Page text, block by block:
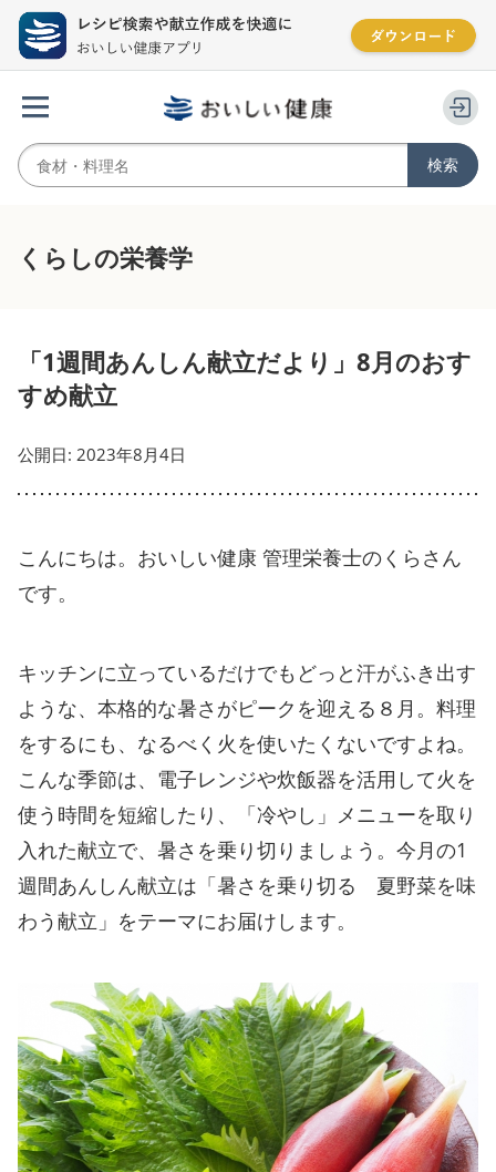
くらしの栄養学
「1週間あんしん献立だより」8月のおす
すめ献立
公開日: 2023年8月4日
こんにちは。おいしい健康 管理栄養士のくらさん
です。
キッチンに立っているだけでもどっと汗がふき出す
ような、本格的な暑さがピークを迎える８月。料理
をするにも、なるべく火を使いたくないですよね。
こんな季節は、電子レンジや炊飯器を活用して火を
使う時間を短縮したり、「冷やし」メニューを取り
入れた献立で、暑さを乗り切りましょう。今月の1
週間あんしん献立は「暑さを乗り切る 夏野菜を味
わう献立」をテーマにお届けします。